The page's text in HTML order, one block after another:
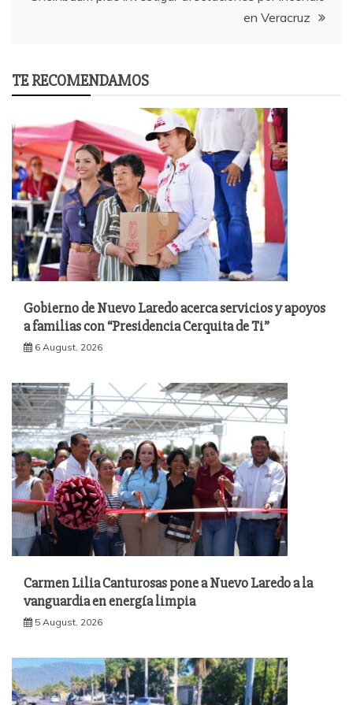
en Veracruz
TE RECOMENDAMOS
Gobierno de Nuevo Laredo acerca servicios y apoyos
a familias con “Presidencia Cerquita de Ti”
6 August, 2026
Carmen Lilia Canturosas pone a Nuevo Laredo a la
vanguardia en energía limpia
5 August, 2026